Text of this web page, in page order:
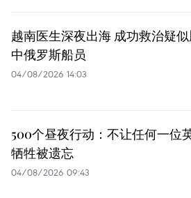
越南医生深夜出海 成功救治疑
中俄罗斯船员
04/08/2026 14:03
500个昼夜行动：不让任何一位
牺牲被遗忘
04/08/2026 09:43